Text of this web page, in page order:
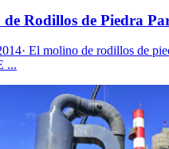
Rodillos de Piedra
El molino de rodillos de
...